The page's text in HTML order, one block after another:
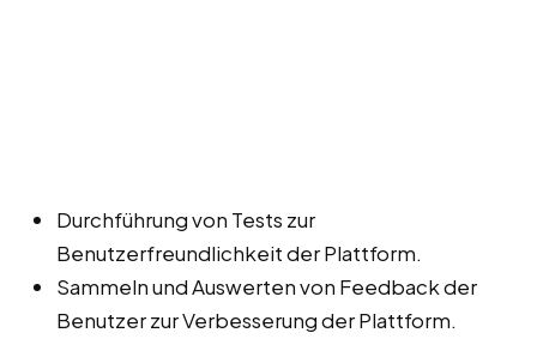
Durchführung von Tests zur
Benutzerfreundlichkeit der Plattform.
Sammeln und Auswerten von Feedback der
Benutzer zur Verbesserung der Plattform.